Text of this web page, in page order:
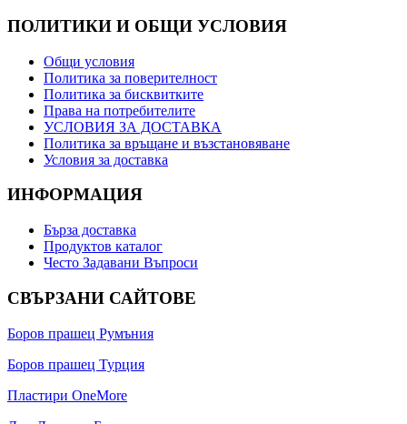
ПОЛИТИКИ И ОБЩИ УСЛОВИЯ
Общи условия
Политика за поверителност
Политика за бисквитките
Права на потребителите
УСЛОВИЯ ЗА ДОСТАВКА
Политика за връщане и възстановяване
Условия за доставка
ИНФОРМАЦИЯ
Бърза доставка
Продуктов каталог
Често Задавани Въпроси
СВЪРЗАНИ САЙТОВЕ
Боров прашец Румъния
Боров прашец Турция
Пластири OneMore